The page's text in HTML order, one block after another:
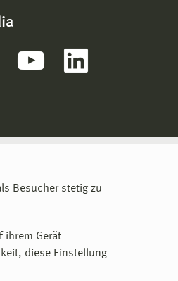
Besucher stetig zu
ihrem Gerät
diese Einstellung